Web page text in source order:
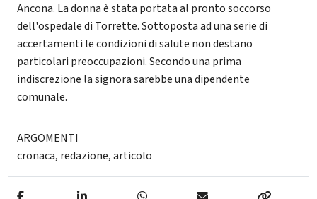
Ancona. La donna è stata portata al pronto soccorso
dell'ospedale di Torrette. Sottoposta ad una serie di
accertamenti le condizioni di salute non destano
particolari preoccupazioni. Secondo una prima
indiscrezione la signora sarebbe una dipendente
comunale.
ARGOMENTI
cronaca, redazione,articolo